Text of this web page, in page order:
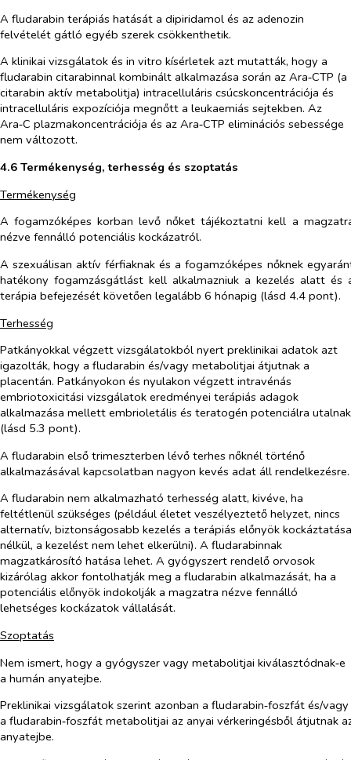
A fludarabin terápiás hatását a dipiridamol és az adenozin
felvételét gátló egyéb szerek csökkenthetik.
A klinikai vizsgálatok és in vitro kísérletek azt mutatták, hogy a
fludarabin citarabinnal kombinált alkalmazása során az Ara‑CTP (a
citarabin aktív metabolitja) intracelluláris csúcskoncentrációja és
intracelluláris expozíciója megnőtt a leukaemiás sejtekben. Az
Ara‑C plazmakoncentrációja és az Ara‑CTP eliminációs sebessége
nem változott.
4.6 Termékenység, terhesség és szoptatás
Termékenység
A fogamzóképes korban levő nőket tájékoztatni kell a
nézve fennálló potenciális kockázatról.
A szexuálisan aktív férfiaknak és a fogamzóképes nőknek
hatékony fogamzásgátlást kell alkalmazniuk a kezelés alatt és
terápia befejezését követően legalább 6 hónapig (lásd 4.4 pont).
Terhesség
Patkányokkal végzett vizsgálatokból nyert preklinikai adatok azt
igazolták, hogy a fludarabin és/vagy metabolitjai átjutnak a
placentán. Patkányokon és nyulakon végzett intravénás
embriotoxicitási vizsgálatok eredményei terápiás adagok
alkalmazása mellett embrioletális és teratogén potenciálra utalnak
(lásd 5.3 pont).
A fludarabin első trimeszterben lévő terhes nőknél történő
alkalmazásával kapcsolatban nagyon kevés adat áll rendelkezésre.
A fludarabin nem alkalmazható terhesség alatt, kivéve, ha
feltétlenül szükséges (például életet veszélyeztető helyzet, nincs
alternatív, biztonságosabb kezelés a terápiás előnyök kockáztatása
nélkül, a kezelést nem lehet elkerülni). A fludarabinnak
magzatkárosító hatása lehet. A gyógyszert rendelő orvosok
kizárólag akkor fontolhatják meg a fludarabin alkalmazását, ha a
potenciális előnyök indokolják a magzatra nézve fennálló
lehetséges kockázatok vállalását.
Szoptatás
Nem ismert, hogy a gyógyszer vagy metabolitjai kiválasztódnak‑e
a humán anyatejbe.
Preklinikai vizsgálatok szerint azonban a fludarabin‑foszfát és/vagy
a fludarabin‑foszfát metabolitjai az anyai vérkeringésből átjutnak
anyatejbe.